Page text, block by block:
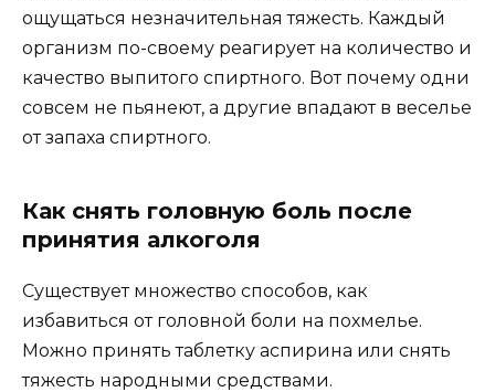
ощущаться незначительная тяжесть. Каждый
организм по-своему реагирует на количество и
качество выпитого спиртного. Вот почему одни
совсем не пьянеют, а другие впадают в веселье
от запаха спиртного.
Как снять головную боль после
принятия алкоголя
Существует множество способов, как
избавиться от головной боли на похмелье.
Можно принять таблетку аспирина или снять
тяжесть народными средствами.